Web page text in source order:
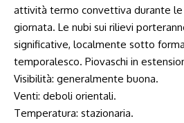
attività termo convettiva durante
giornata. Le nubi sui rilievi
significative, localmente sotto
temporalesco. Piovaschi in
Visibilità: generalmente buona.
Venti: deboli orientali.
Temperatura: stazionaria.